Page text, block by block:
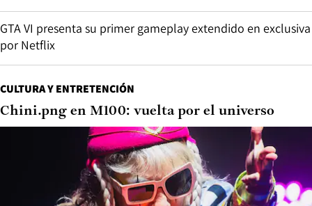
GTA VI presenta su primer gameplay extendido en exclusiva
por Netflix
CULTURA Y ENTRETENCIÓN
Chini.png en M100: vuelta por el universo